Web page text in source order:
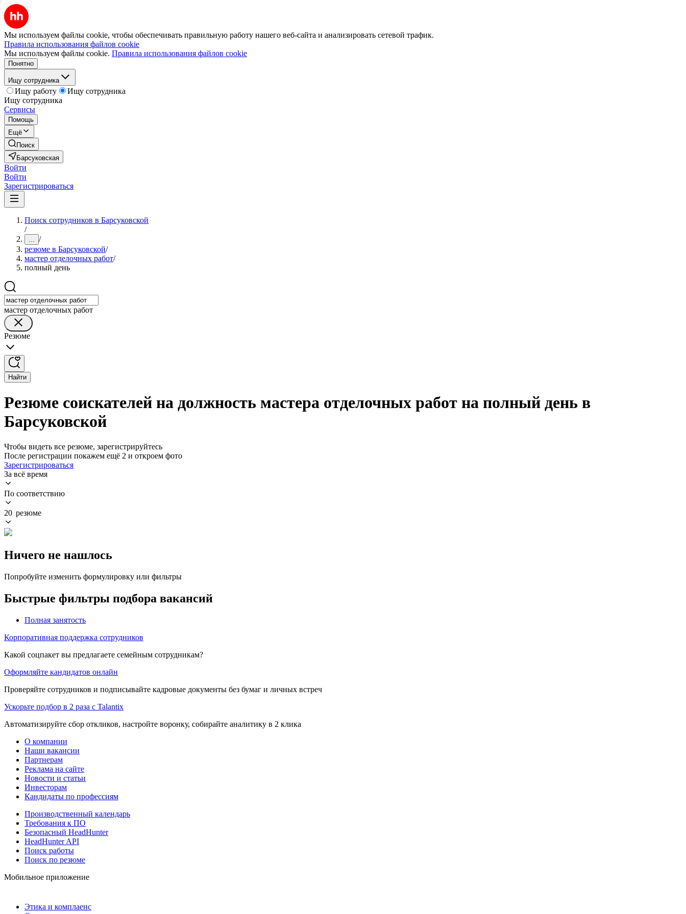
Мы используем файлы cookie, чтобы обеспечивать правильную работу нашего веб-сайта и анализировать сетевой трафик.
Правила использования файлов cookie
Мы используем файлы cookie. Правила использования файлов cookie
Понятно
Ищу сотрудника
Ищу работу
Ищу сотрудника
Ищу сотрудника
Сервисы
Помощь
Ещё
Поиск
Барсуковская
Войти
Войти
Зарегистрироваться
Поиск сотрудников в Барсуковской
/
... /
резюме в Барсуковской/
мастер отделочных работ/
полный день
мастер отделочных работ
Резюме
Найти
Резюме соискателей на должность мастера отделочных работ на полный день в
Барсуковской
Чтобы видеть все резюме, зарегистрируйтесь
После регистрации покажем ещё 2 и откроем фото
Зарегистрироваться
За всё время
По соответствию
20 резюме
Ничего не нашлось
Попробуйте изменить формулировку или фильтры
Быстрые фильтры подбора вакансий
Полная занятость
Корпоративная поддержка сотрудников
Какой соцпакет вы предлагаете семейным сотрудникам?
Оформляйте кандидатов онлайн
Проверяйте сотрудников и подписывайте кадровые документы без бумаг и личных встреч
Ускорьте подбор в 2 раза с Talantix
Автоматизируйте сбор откликов, настройте воронку, собирайте аналитику в 2 клика
О компании
Наши вакансии
Партнерам
Реклама на сайте
Новости и статьи
Инвесторам
Кандидаты по профессиям
Производственный календарь
Требования к ПО
Безопасный HeadHunter
HeadHunter API
Поиск работы
Поиск по резюме
Мобильное приложение
Этика и комплаенс